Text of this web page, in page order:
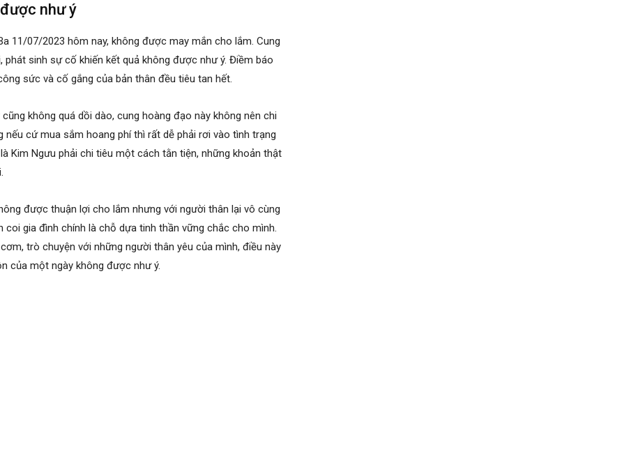
như ý
11/07/2023 hôm nay, không được may mắn cho lắm. Cung
sinh sự cố khiến kết quả không được như ý. Điềm báo
sức và cố gắng của bản thân đều tiêu tan hết.
không quá dồi dào, cung hoàng đạo này không nên chi
cứ mua sắm hoang phí thì rất dễ phải rơi vào tình trạng
Kim Ngưu phải chi tiêu một cách tằn tiện, những khoản thật
được thuận lợi cho lắm nhưng với người thân lại vô cùng
gia đình chính là chỗ dựa tinh thần vững chắc cho mình.
trò chuyện với những người thân yêu của mình, điều này
của một ngày không được như ý.